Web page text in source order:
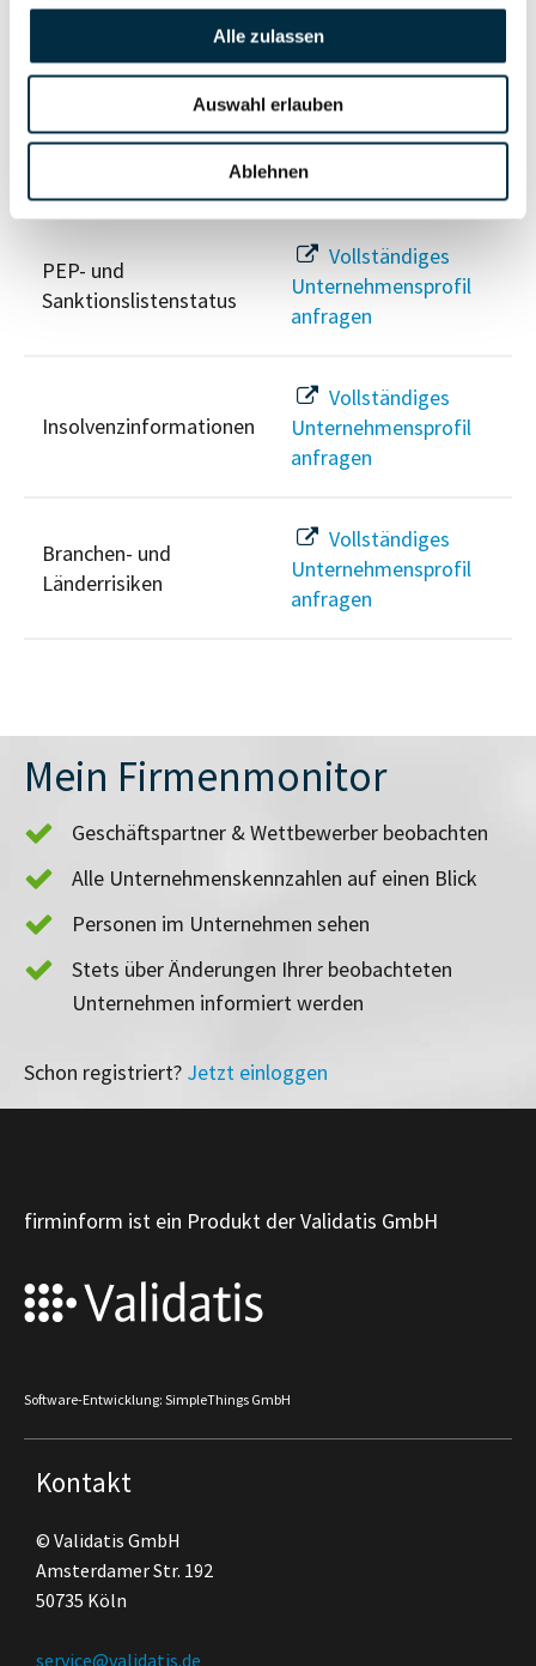
Alle zulassen
Auswahl erlauben
Ablehnen
Wirtschaftlich
Unternehmensprofil
anfragen
PEP- und
Sanktionslistenstatus
Vollständiges
Unternehmensprofil
anfragen
Insolvenzinformationen
Vollständiges
Unternehmensprofil
anfragen
Branchen- und
Länderrisiken
Vollständiges
Unternehmensprofil
anfragen
Mein Firmenmonitor
Geschäftspartner & Wettbewerber beobachten
Alle Unternehmenskennzahlen auf einen Blick
Personen im Unternehmen sehen
Stets über Änderungen Ihrer beobachteten
Unternehmen informiert werden
Schon registriert? Jetzt einloggen
firminform ist ein Produkt der Validatis GmbH
Software-Entwicklung: SimpleThings GmbH
Kontakt
© Validatis GmbH
Amsterdamer Str. 192
50735 Köln
service@validatis.de